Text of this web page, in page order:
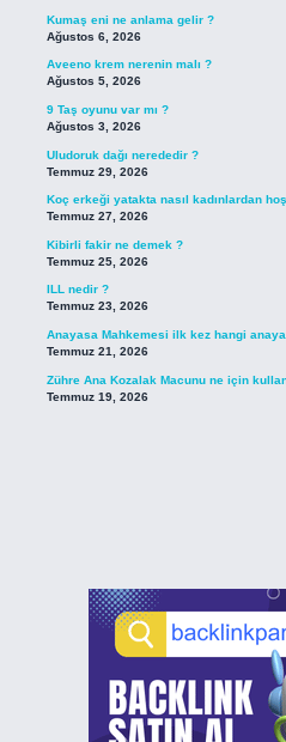
Kumaş eni ne anlama gelir ?
Ağustos 6, 2026
Aveeno krem nerenin malı ?
Ağustos 5, 2026
9 Taş oyunu var mı ?
Ağustos 3, 2026
Uludoruk dağı nerededir ?
Temmuz 29, 2026
Koç erkeği yatakta nasıl kadınlardan
Temmuz 27, 2026
Kibirli fakir ne demek ?
Temmuz 25, 2026
ILL nedir ?
Temmuz 23, 2026
Anayasa Mahkemesi ilk kez hangi
Temmuz 21, 2026
Zühre Ana Kozalak Macunu ne için
Temmuz 19, 2026